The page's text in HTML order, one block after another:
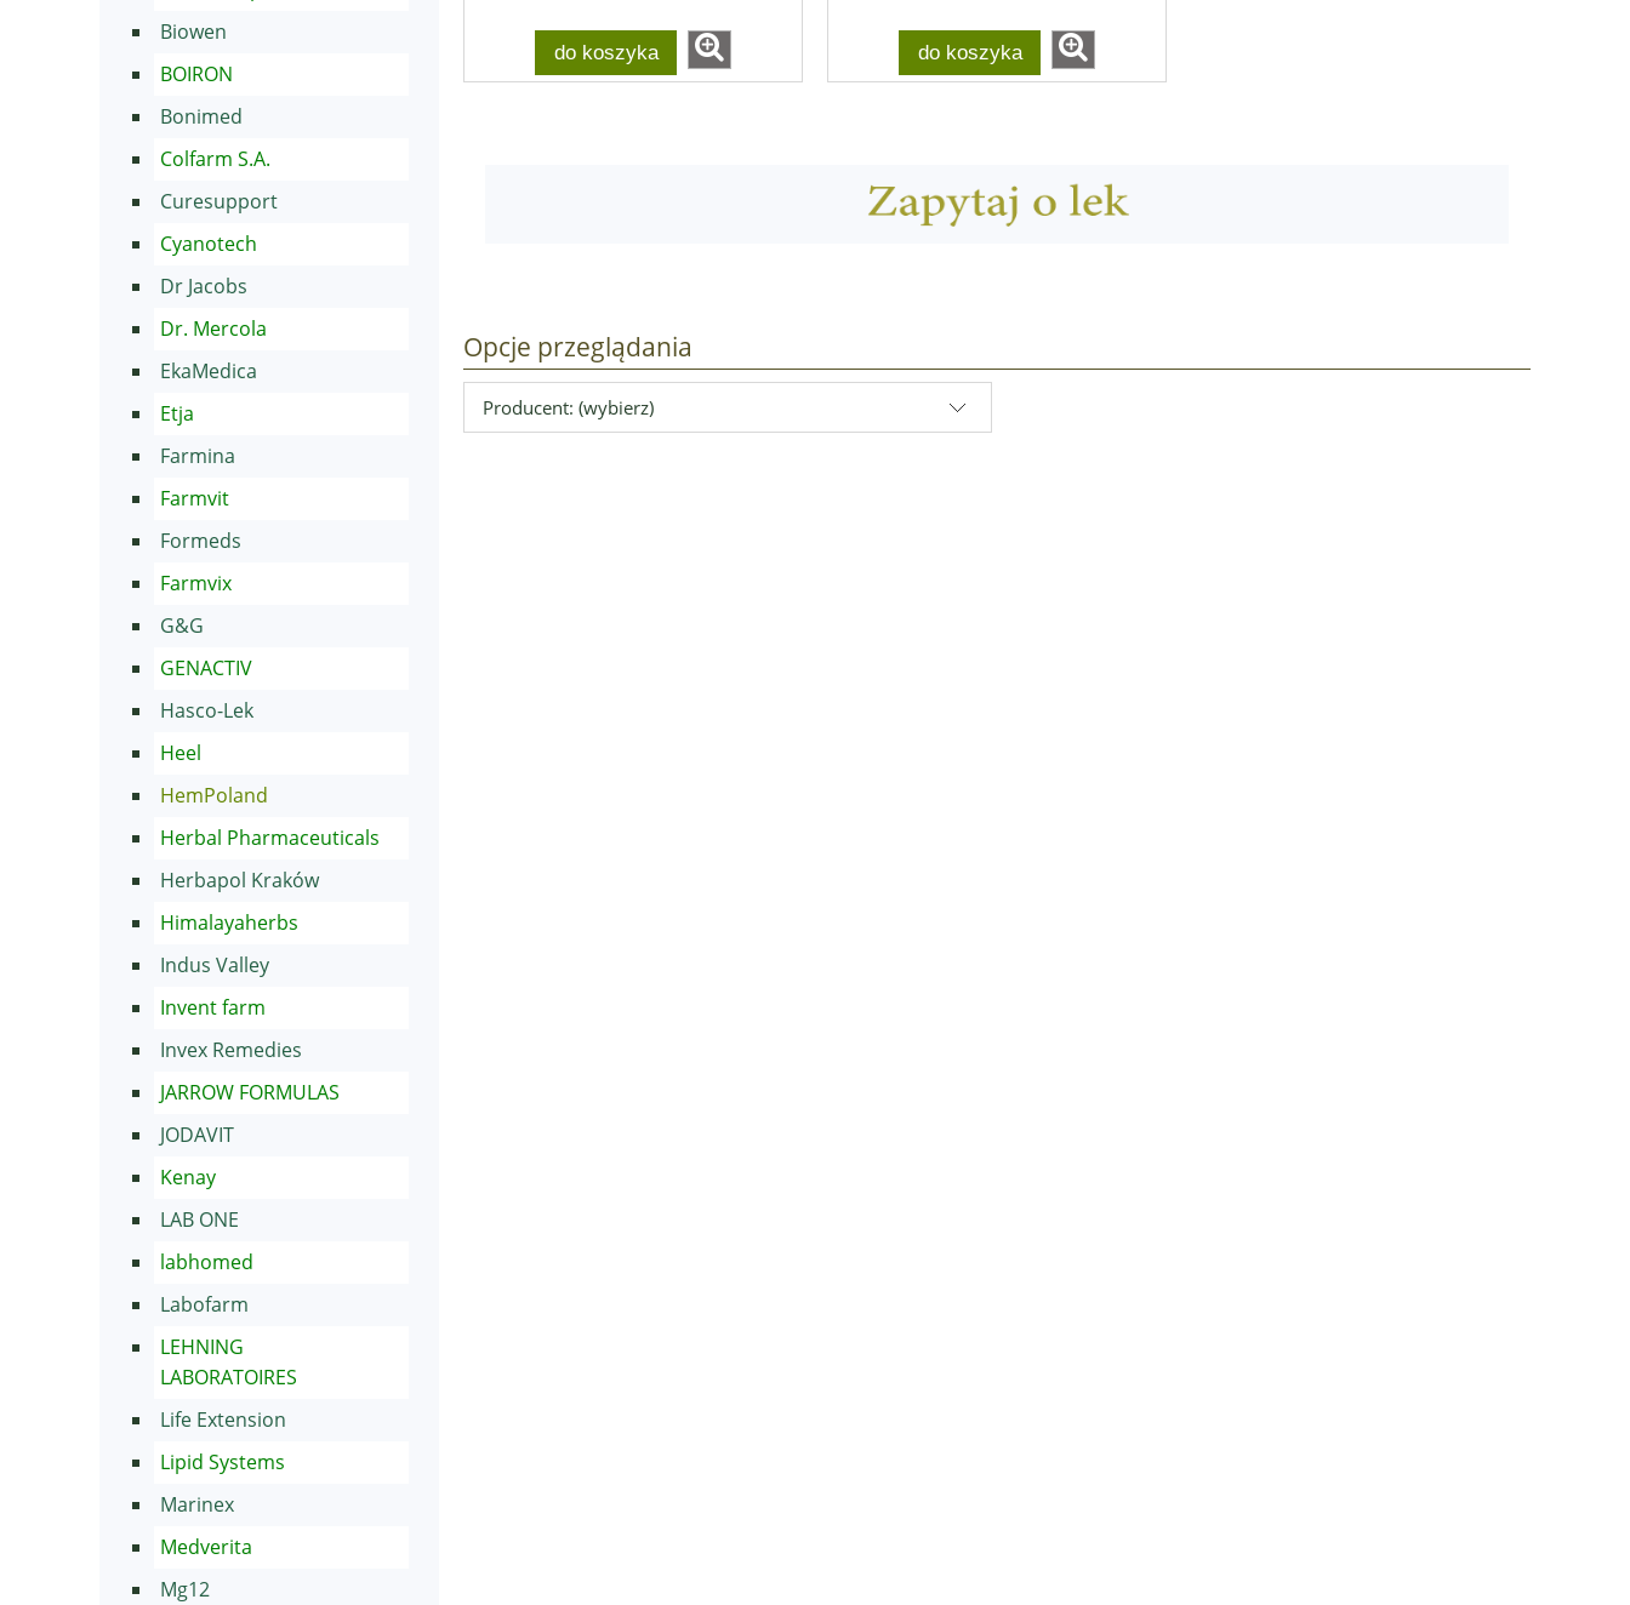
Biowen
BOIRON
Bonimed
Colfarm S.A.
Curesupport
Cyanotech
Dr Jacobs
Dr. Mercola
EkaMedica
Etja
Farmina
Farmvit
Formeds
Farmvix
G&G
GENACTIV
Hasco-Lek
Heel
HemPoland
Herbal Pharmaceuticals
Herbapol Kraków
Himalayaherbs
Indus Valley
Invent farm
Invex Remedies
JARROW FORMULAS
JODAVIT
Kenay
LAB ONE
labhomed
Labofarm
LEHNING
LABORATOIRES
Life Extension
Lipid Systems
Marinex
Medverita
Mg12
do koszyka do koszyka
Opcje przeglądania
Producent: (wybierz)